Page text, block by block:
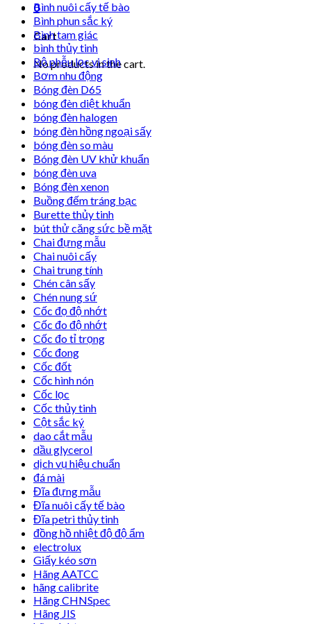
0
Cart
No products in the cart.
Bình nuôi cấy tế bào
Bình phun sắc ký
Bình tam giác
bình thủy tinh
Bộ phễu lọc vi sinh
Bơm nhu động
Bóng đèn D65
bóng đèn diệt khuẩn
bóng đèn halogen
bóng đèn hồng ngoại sấy
bóng đèn so màu
Bóng đèn UV khử khuẩn
bóng đèn uva
Bóng đèn xenon
Buồng đếm tráng bạc
Burette thủy tinh
bút thử căng sức bề mặt
Chai đựng mẫu
Chai nuôi cấy
Chai trung tính
Chén cân sấy
Chén nung sứ
Cốc đọ độ nhớt
Cốc đo độ nhớt
Cốc đo tỉ trọng
Cốc đong
Cốc đốt
Cốc hình nón
Cốc lọc
Cốc thủy tinh
Cột sắc ký
dao cắt mẫu
dầu glycerol
dịch vụ hiệu chuẩn
đá mài
Đĩa đựng mẫu
Đĩa nuôi cấy tế bào
Đĩa petri thủy tinh
đồng hồ nhiệt độ độ ẩm
electrolux
Giấy kéo sơn
Hãng AATCC
hãng calibrite
Hãng CHNSpec
Hãng JIS